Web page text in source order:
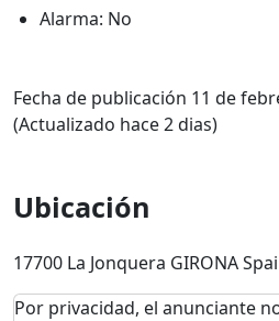
Alarma: No
Fecha de publicación 11 de
(Actualizado hace 2 dias)
Ubicación
17700 La Jonquera GIRONA
Por privacidad, el anunciante